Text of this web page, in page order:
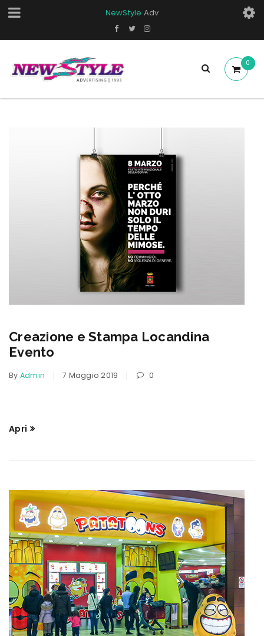
NewStyle Adv
0
Creazione e Stampa Locandina
Evento
By Admin 7 Maggio 2019 0
Apri